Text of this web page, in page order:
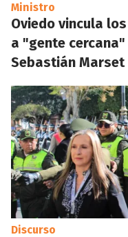
Ministro
Oviedo vincula
a "gente
Sebastián Marset
Discurso